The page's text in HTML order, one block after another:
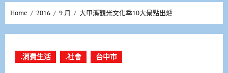
Home 2016 9 月 大甲溪觀光文化季10大景點出爐
.消費生活 .社會 台中市